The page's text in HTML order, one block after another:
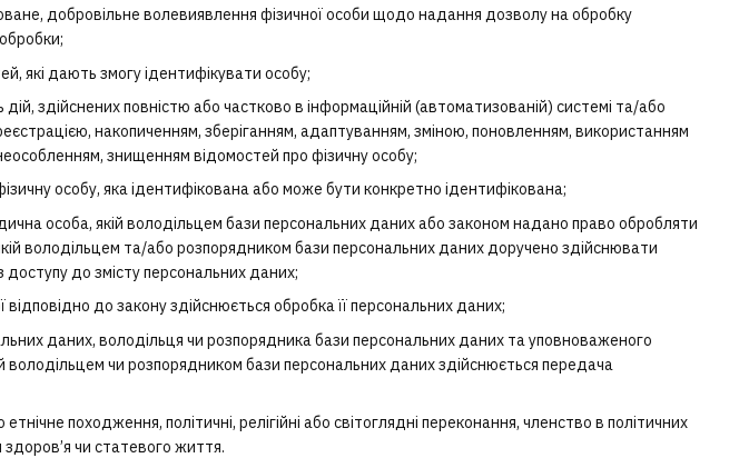
добровільне волевиявлення фізичної особи щодо надання дозволу на обробку
які дають змогу ідентифікувати особу;
дій, здійснених повністю або частково в інформаційній (автоматизованій) системі та/або
накопиченням, зберіганням, адаптуванням, зміною, поновленням, використанням
знищенням відомостей про фізичну особу;
особу, яка ідентифікована або може бути конкретно ідентифікована;
особа, якій володільцем бази персональних даних або законом надано право обробляти
володільцем та/або розпорядником бази персональних даних доручено здійснювати
до змісту персональних даних;
відповідно до закону здійснюється обробка її персональних даних;
даних, володільця чи розпорядника бази персональних даних та уповноваженого
чи розпорядником бази персональних даних здійснюється передача
походження, політичні, релігійні або світоглядні переконання, членство в політичних
чи статевого життя.